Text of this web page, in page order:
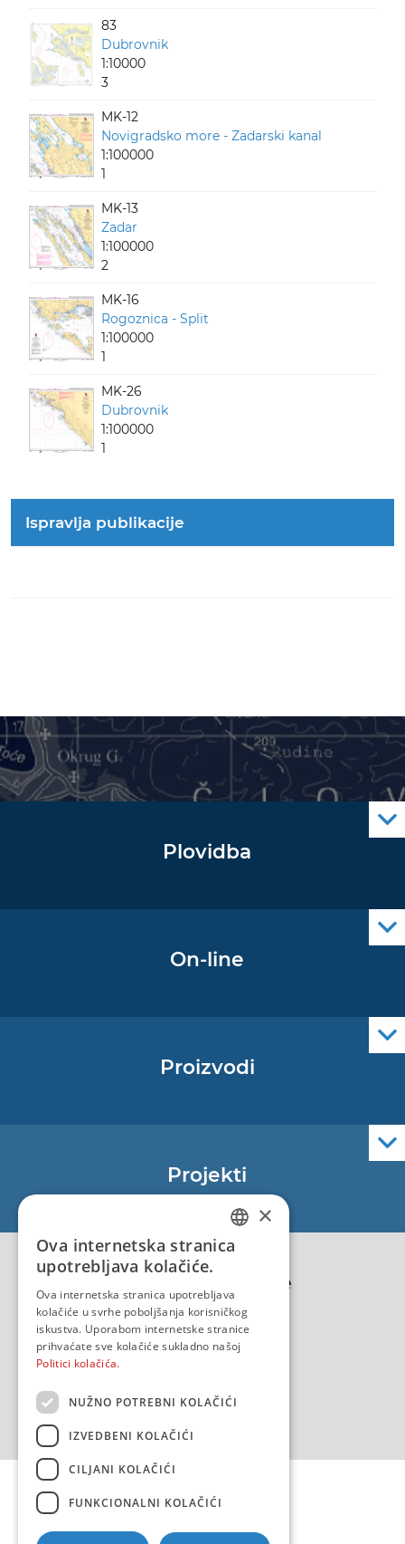
83
Dubrovnik
1:10000
3
MK-12
Novigradsko more - Zadarski kanal
1:100000
1
MK-13
Zadar
1:100000
2
MK-16
Rogoznica - Split
1:100000
1
MK-26
Dubrovnik
1:100000
1
Ispravlja publikacije
Plovidba
On-line
Proizvodi
Projekti
EU - Projekt Core
EU - EU/IPA Projekt JASPPer
EU - Projekt NauTour
Politika kvalitete
CROATIAN
×
Ova internetska stranica
upotrebljava kolačiće.
Ova internetska stranica upotrebljava
kolačiće u svrhe poboljšanja korisničkog
iskustva. Uporabom internetske stranice
prihvaćate sve kolačiće sukladno našoj
Politici kolačića.
NUŽNO POTREBNI KOLAČIĆI
IZVEDBENI KOLAČIĆI
CILJANI KOLAČIĆI
FUNKCIONALNI KOLAČIĆI